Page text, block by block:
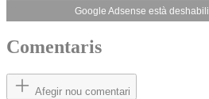
Google Adsense està
Comentaris
Afegir nou comentari